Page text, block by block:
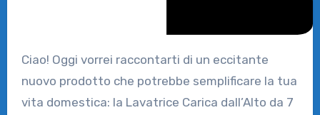
Ciao! Oggi vorrei raccontarti di un eccitante
nuovo prodotto che potrebbe semplificare la tua
vita domestica: la Lavatrice Carica dall’Alto da 7